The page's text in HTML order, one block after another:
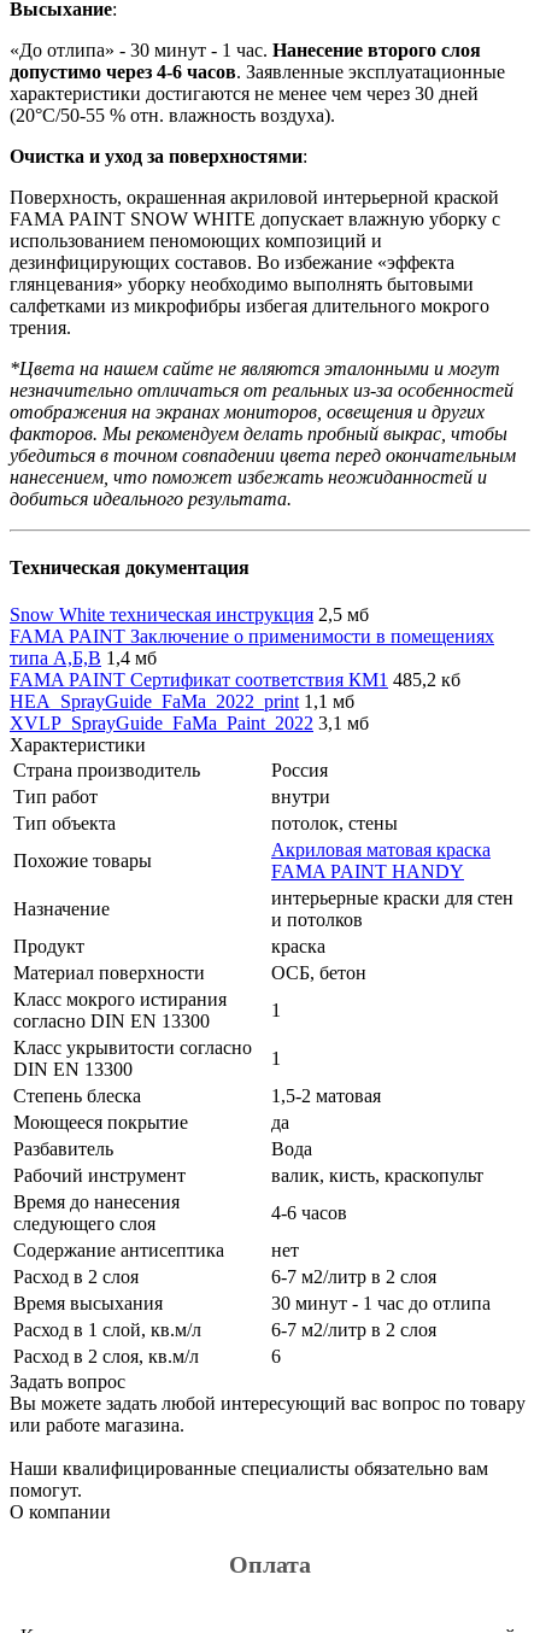
Высыхание:
«До отлипа» - 30 минут - 1 час. Нанесение второго слоя
допустимо через 4-6 часов. Заявленные эксплуатационные
характеристики достигаются не менее чем через 30 дней
(20°C/50-55 % отн. влажность воздуха).
Очистка и уход за поверхностями:
Поверхность, окрашенная акриловой интерьерной краской
FAMA PAINT SNOW WHITE допускает влажную уборку с
использованием пеномоющих композиций и
дезинфицирующих составов. Во избежание «эффекта
глянцевания» уборку необходимо выполнять бытовыми
салфетками из микрофибры избегая длительного мокрого
трения.
*Цвета на нашем сайте не являются эталонными и могут
незначительно отличаться от реальных из-за особенностей
отображения на экранах мониторов, освещения и других
факторов. Мы рекомендуем делать пробный выкрас, чтобы
убедиться в точном совпадении цвета перед окончательным
нанесением, что поможет избежать неожиданностей и
добиться идеального результата.
Техническая документация
Snow White техническая инструкция 2,5 мб
FAMA PAINT Заключение о применимости в помещениях
типа А,Б,В 1,4 мб
FAMA PAINT Сертификат соответствия КМ1 485,2 кб
HEA_SprayGuide_FaMa_2022_print 1,1 мб
XVLP_SprayGuide_FaMa_Paint_2022 3,1 мб
Характеристики
Страна производитель
Россия
Тип работ
внутри
Тип объекта
потолок, стены
Похожие товары
Акриловая матовая краска
FAMA PAINT HANDY
Назначение
интерьерные краски для стен
и потолков
Продукт
краска
Материал поверхности
ОСБ, бетон
Класс мокрого истирания
согласно DIN EN 13300
1
Класс укрывитости согласно
DIN EN 13300
1
Степень блеска
1,5-2 матовая
Моющееся покрытие
да
Разбавитель
Вода
Рабочий инструмент
валик, кисть, краскопульт
Время до нанесения
следующего слоя
4-6 часов
Содержание антисептика
нет
Расход в 2 слоя
6-7 м2/литр в 2 слоя
Время высыхания
30 минут - 1 час до отлипа
Расход в 1 слой, кв.м/л
6-7 м2/литр в 2 слоя
Расход в 2 слоя, кв.м/л
6
Задать вопрос
Вы можете задать любой интересующий вас вопрос по товару
или работе магазина.
Наши квалифицированные специалисты обязательно вам
помогут.
О компании
Оплата